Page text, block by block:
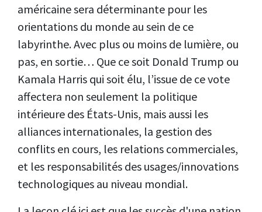
américaine sera déterminante pour les
orientations du monde au sein de ce
labyrinthe. Avec plus ou moins de lumière, ou
pas, en sortie… Que ce soit Donald Trump ou
Kamala Harris qui soit élu, l’issue de ce vote
affectera non seulement la politique
intérieure des États-Unis, mais aussi les
alliances internationales, la gestion des
conflits en cours, les relations commerciales,
et les responsabilités des usages/innovations
technologiques au niveau mondial.